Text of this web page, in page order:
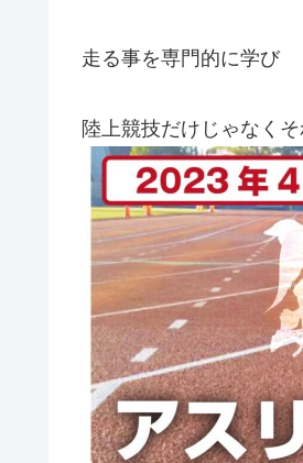
走る事を専門的に学び
陸上競技だけじゃなく